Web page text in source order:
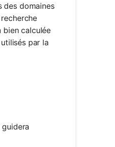
des domaines
bien calculée
par la